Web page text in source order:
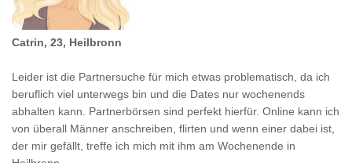
Catrin, 23, Heilbronn
Leider ist die Partnersuche für mich etwas problematisch, da ich
beruflich viel unterwegs bin und die Dates nur wochenends
abhalten kann. Partnerbörsen sind perfekt hierfür. Online kann ich
von überall Männer anschreiben, flirten und wenn einer dabei ist,
der mir gefällt, treffe ich mich mit ihm am Wochenende in